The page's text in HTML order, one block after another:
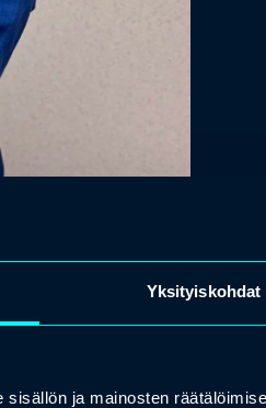
Yksityiskohdat
ja mainosten